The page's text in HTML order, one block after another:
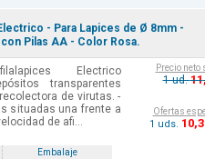
- Para Lapices de Ø 8mm -
Pilas AA - Color Rosa.
Electrico
transparentes
de virutas. -
situadas una frente a
de afi...
Embalaje
Precio neto
1 ud.11
Ofertas
1 uds. 10